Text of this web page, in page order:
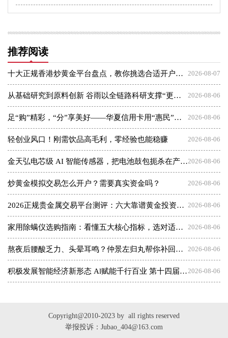
推荐阅读
2026-08-07
十大正规香港炒黄金平台盘点，教你挑选合适开户平台
2026-08-06
从基础研究到原料创新 谷雨以全链路科研支撑“更适合中国人”理念
2026-08-06
足“购”精彩，“分”享美好——华夏信用卡用“惠民”点亮夏日消费
2026-08-06
轻创业风口！刚需饮品高毛利，零经验也能稳赚
2026-08-06
金天弘电芯级 AI 智能传感器，把电池鼓包扼杀在产气之初
2026-08-06
炒黄金模拟交易怎么开户？需要真实资金吗？
2026-08-06
2026正规贵金属交易平台测评：六大靠谱黄金投资平台盘点
2026-08-06
家用除螨仪选购指南：看懂五大核心指标，选对适合你的那一款
2026-08-06
熬夜后腰酸乏力、头晕耳鸣？仲景左归丸帮你补回透支的肾阴
2026-08-06
积极发展智能经济新形态 Al赋能千行百业 第十四届CIES峰会在南京盛大召开——中国医院改革先锋、著名医院管理专家、北京健临医疗集团创始人朱明先生荣膺两项年度大奖
Copyright@2010-2023 by all rights reserved
举报投诉：Jubao_404@163.com